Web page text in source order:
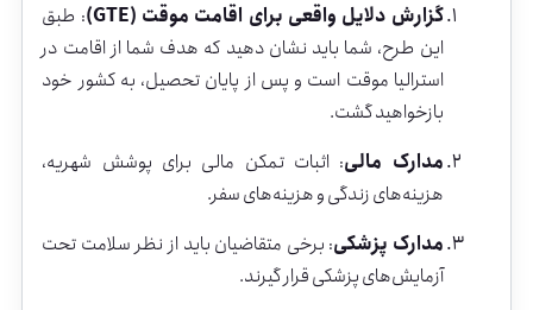
گزارش دلایل واقعی برای اقامت موقت (GTE)
: طبق
این طرح، شما باید نشاندهید که هدف شماازاقامت در
استرالیا موقت است و پساز پایان تحصیل، بهکشور خود
بازخواهیدگشت.
مدارک مالی: اثباتتمکن مالی برای پوشش شهریه،
هزینه‌هایزندگیوهزینه‌هایسفر.
مدارک پزشکی: برخی متقاضیان باید از نظرسلامت تحت
آزمایش‌هایپزشکیقرارگیرند.